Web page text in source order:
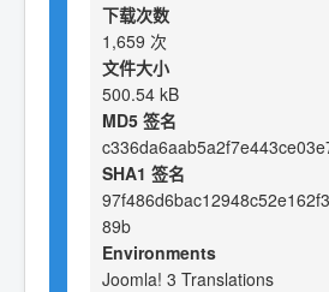
下载次数
1,659 次
文件大小
500.54 kB
MD5 签名
SHA1 签名
89b
Environments
Joomla! 3 Translations